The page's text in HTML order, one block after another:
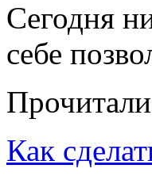
Сегодня
себе
Как